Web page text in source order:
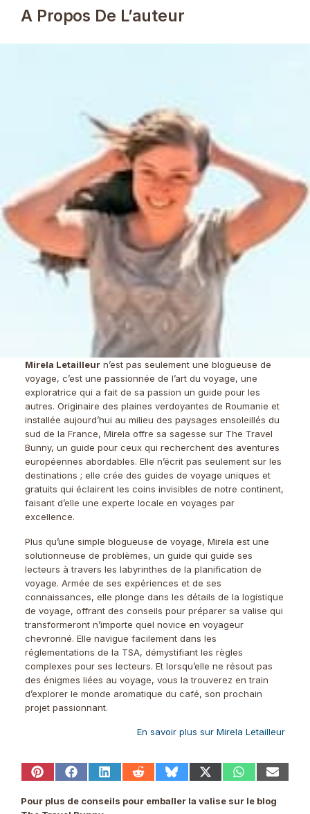
A Propos De L’auteur
Mirela Letailleurn’est pas seulement une blogueuse de
voyage, c’est une passionnée de l’art du voyage, une
exploratrice qui a fait de sa passion un guide pour les
autres. Originaire des plaines verdoyantes de Roumanie et
installée aujourd’hui au milieu des paysages ensoleillés du
sud de la France, Mirela offre sa sagesse sur The Travel
Bunny, un guide pour ceux qui recherchent des aventures
européennes abordables. Elle n’écrit pas seulement sur les
destinations ; elle crée des guides de voyage uniques et
gratuits qui éclairent les coins invisibles de notre continent,
faisant d’elle une experte locale en voyages par
excellence.
Plus qu’une simple blogueuse de voyage, Mirela est une
solutionneuse de problèmes, un guide qui guide ses
lecteurs à travers les labyrinthes de la planification de
voyage. Armée de ses expériences et de ses
connaissances, elle plonge dans les détails de la logistique
de voyage, offrant des conseils pour préparer sa valise qui
transformeront n’importe quel novice en voyageur
chevronné. Elle navigue facilement dans les
réglementations de la TSA, démystifiant les règles
complexes pour ses lecteurs. Et lorsqu’elle ne résout pas
des énigmes liées au voyage, vous la trouverez en train
d’explorer le monde aromatique du café, son prochain
projet passionnant.
En savoir plus sur Mirela Letailleur
Share
Pinterest
Share
Facebook
Share
LinkedIn
Share
Reddit
Share
Bluesky
Share
X
(Twitter)
Share
WhatsApp
Share
Email
Pour plus de conseils pour emballer la valise sur le blog